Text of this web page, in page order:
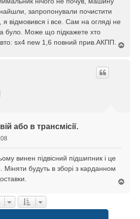
запропонували почистити
відмовився і все. Сам на огляді не
було. Може що підкажете хто
sx4 new 1,6 повний прив.АКПП.
або в трансмісії.
винен підвісний підшипник і це
Міняти будуть в зборі з карданном